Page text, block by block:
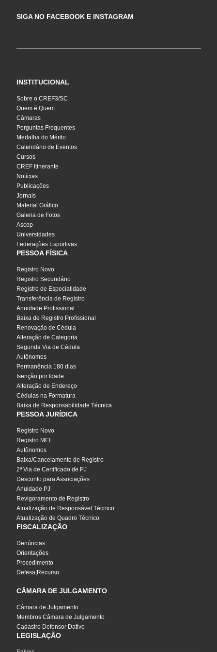
SIGA NO FACEBOOK E INSTAGRAM
INSTITUCIONAL
Sobre o CREF3/SC
Quem é Quem
Câmaras
Perguntas Frequentes
Medalha do Mérito
Calendário de Eventos
Cursos
CREF Itinerante
Notícias
Publicações
Jornais
Material Gráfico
Galeria de Fotos
Ascop
Universidades
Federações Esportivas
PESSOA FÍSICA
Registro Novo
Registro Secundário
Registro de Especialidade
Transferência de Registro
Anuidade Profissional
Baixa de Registro Profissional
Renovação de Cédula
Alteração de Categoria
Segunda Via de Cédula
Autônomos
Permanência 180 dias
Isenção por Idade
Alteração de Endereço
Cédulas na Formatura
Baixa de Responsabilidade Técnica
PESSOA JURÍDICA
Registro Novo
Registro MEI
Autônomos
Baixa/Cancelamento de Registro
2ª Via de Certificado de PJ
Desconto para Associações
Anuidade PJ
Revigoramento de Registro
Atualização de Responsável Técnico
Atualização de Quadro Técnico
FISCALIZAÇÃO
Denúncias
Orientações
Procedimento
Defesa|Recurso
CÂMARA DE JULGAMENTO
Câmara de Julgamento
Membros Câmara de Julgamento
Cadastro Defensor Dativo
LEGISLAÇÃO